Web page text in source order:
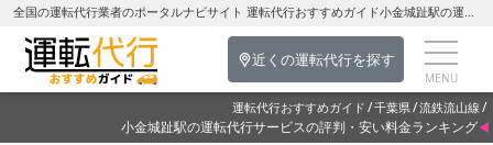
全国の運転代行業者のポータルナビサイト 運転代行おすすめガイド小金城趾駅の運転代行を探す-千葉県の運転代行
近くの運転代行を探す
運転代行おすすめガイド 千葉県 流鉄流山線
小金城趾駅の運転代行サービスの評判・安い料金ランキング